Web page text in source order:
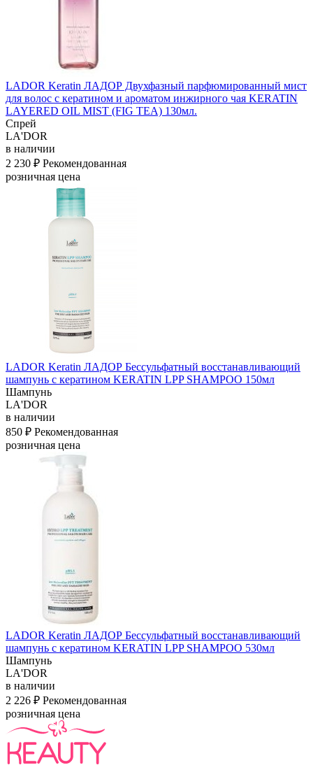
LADOR Keratin ЛАДОР Двухфазный парфюмированный мист
для волос с кератином и ароматом инжирного чая KERATIN
LAYERED OIL MIST (FIG TEA) 130мл.
Спрей
LA'DOR
в наличии
2 230 ₽ Рекомендованная
розничная цена
LADOR Keratin ЛАДОР Бессульфатный восстанавливающий
шампунь с кератином KERATIN LPP SHAMPOO 150мл
Шампунь
LA'DOR
в наличии
850 ₽ Рекомендованная
розничная цена
LADOR Keratin ЛАДОР Бессульфатный восстанавливающий
шампунь с кератином KERATIN LPP SHAMPOO 530мл
Шампунь
LA'DOR
в наличии
2 226 ₽ Рекомендованная
розничная цена